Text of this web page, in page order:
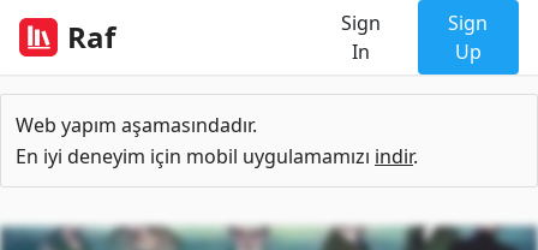
Raf
Sign
In
Sign
Up
Web yapım aşamasındadır.
En iyi deneyim için mobil uygulamamızı indir.